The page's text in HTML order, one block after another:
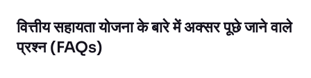
वित्तीय सहायता योजना के बारे में अक्सर पूछे जाने वाले
प्रश्न (FAQs)